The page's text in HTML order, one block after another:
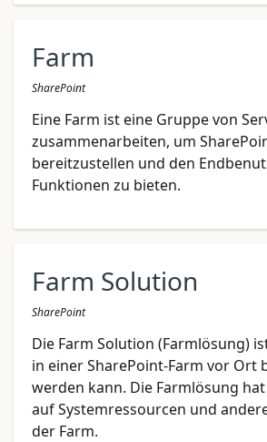
Farm
SharePoint
Eine Farm ist eine Gruppe von
zusammenarbeiten, um
bereitzustellen und den
Funktionen zu bieten.
Farm Solution
SharePoint
Die Farm Solution (Farmlösung)
in einer SharePoint-Farm vor Ort
werden kann. Die Farmlösung
auf Systemressourcen und
der Farm.